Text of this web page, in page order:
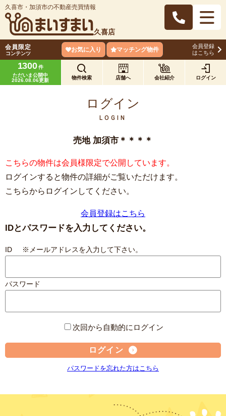
久喜市・加須市の不動産売買情報
久喜店
会員限定
コンテンツ
お気に入り マッチング物件
会員登録
はこちら
1300 件
ただいま公開中
2026.08.06更新
物件検索 店舗へ 会社紹介 ログイン
ログイン
LOGIN
売地 加須市＊＊＊＊
こちらの物件は会員様限定で公開しています。
ログインすると物件の詳細がご覧いただけます。
こちらからログインしてください。
会員登録はこちら
IDとパスワードを入力してください。
ID ※メールアドレスを入力して下さい。
パスワード
次回から自動的にログイン
ログイン
パスワードを忘れた方はこちら